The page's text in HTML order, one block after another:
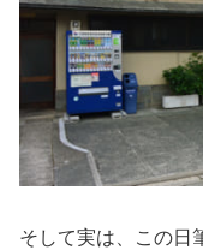
そして実は、この日